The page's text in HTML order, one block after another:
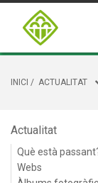
INICI / ACTUALITAT
Actualitat
Què està
Webs